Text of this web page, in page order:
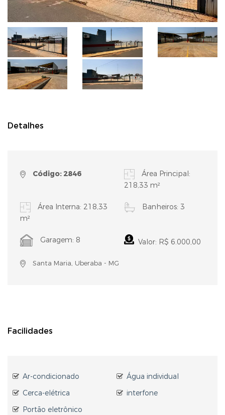
Detalhes
Código: 2846
Área Principal:
218,33 m²
Área Interna: 218,33
m²
Banheiros: 3
Garagem: 8 Valor: R$ 6.000,00
Santa Maria, Uberaba - MG
Facilidades
Ar-condicionado
Água individual
Cerca-elétrica
interfone
Portão eletrônico